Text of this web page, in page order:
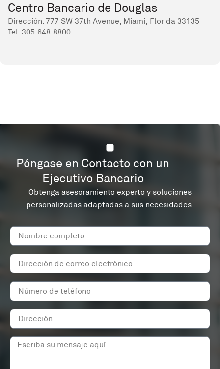
Centro Bancario de Douglas
Dirección: 777 SW 37th Avenue, Miami, Florida 33135
Tel: 305.648.8800
Póngase en Contacto con un
Ejecutivo Bancario
Obtenga asesoramiento experto y soluciones
personalizadas adaptadas a sus necesidades.